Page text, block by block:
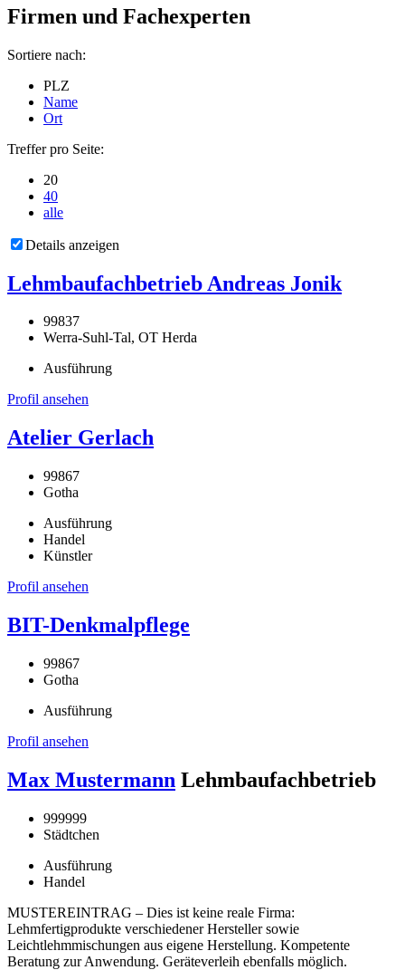
Firmen und Fachexperten
Sortiere nach:
PLZ
Name
Ort
Treffer pro Seite:
20
40
alle
Details anzeigen
Lehmbaufachbetrieb Andreas Jonik
99837
Werra-Suhl-Tal, OT Herda
Ausführung
Profil ansehen
Atelier Gerlach
99867
Gotha
Ausführung
Handel
Künstler
Profil ansehen
BIT-Denkmalpflege
99867
Gotha
Ausführung
Profil ansehen
Max Mustermann Lehmbaufachbetrieb
999999
Städtchen
Ausführung
Handel
MUSTEREINTRAG – Dies ist keine reale Firma:
Lehmfertigprodukte verschiedener Hersteller sowie
Leichtlehmmischungen aus eigene Herstellung. Kompetente
Beratung zur Anwendung. Geräteverleih ebenfalls möglich.